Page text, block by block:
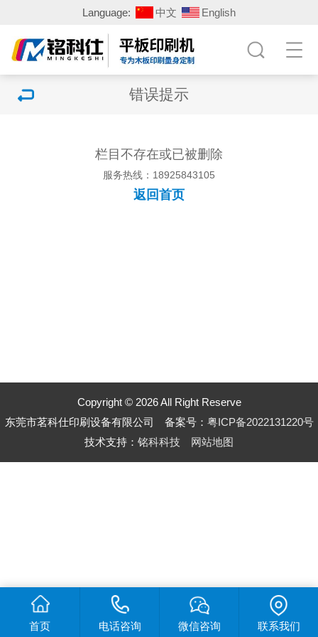
Language: 中文 English
错误提示
栏目不存在或已被删除
服务热线：18925843105
返回首页
Copyright © 2026 All Right Reserve
东莞市茗科仕印刷设备有限公司 备案号： 粤ICP备2022131220号
技术支持： 铭科科技 网站地图
首页 电话咨询 微信咨询 联系我们